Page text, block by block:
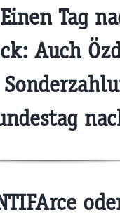
Tag
Auch